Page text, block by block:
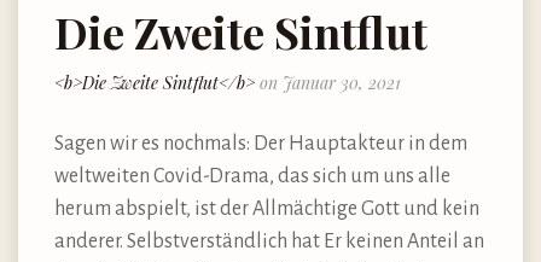
Die Zweite Sintflut
<b>Die Zweite Sintflut</b> on Januar 30, 2021
Sagen wir es nochmals: Der Hauptakteur in dem
weltweiten Covid-Drama, das sich um uns alle
herum abspielt, ist der Allmächtige Gott und kein
anderer. Selbstverständlich hat Er keinen Anteil an